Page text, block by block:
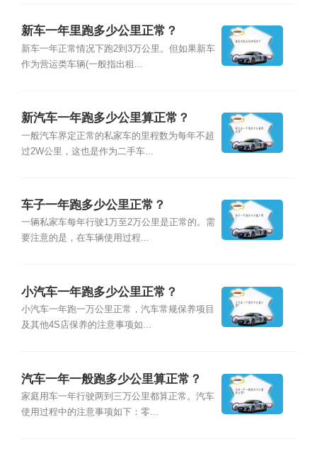
新车一年里跑多少公里正常？
新车一年正常情况下跑2到3万公里。但如果新车
作为营运类车辆(一般指出租...
新汽车一年跑多少公里算正常？
一般汽车界定正常的私家车的里程数为每年不超
过2W公里，这也是作为二手车...
车子一年跑多少公里正常？
一辆私家车每年行驶1万至2万公里是正常的。需
要注意的是，在车辆使用过程...
小汽车一年跑多少公里正常？
小汽车一年跑一万公里正常，汽车常规保养项目
及其他4S店保养的注意事项如...
汽车一年一般跑多少公里算正常？
家庭用车一年行驶两到三万公里都算正常。汽车
使用过程中的注意事项如下：零...